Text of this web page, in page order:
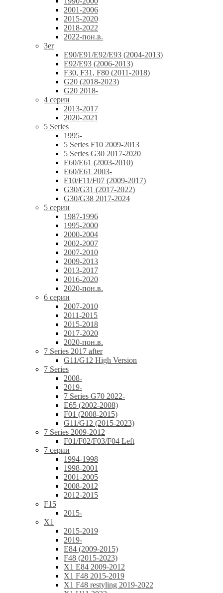
2001-2006
2015-2020
2018-2022
2022-пон.в.
3er
E90/E91/E92/E93 (2004-2013)
E92/E93 (2006-2013)
F30, F31, F80 (2011-2018)
G20 (2018-2023)
G20 2018-
4 серии
2013-2017
2020-2021
5 Series
1995-
5 Series F10 2009-2013
5 Series G30 2017-2020
E60/E61 (2003-2010)
E60/E61 2003-
F10/F11/F07 (2009-2017)
G30/G31 (2017-2022)
G30/G38 2017-2024
5 серии
1987-1996
1995-2000
2000-2004
2002-2007
2007-2010
2009-2013
2013-2017
2016-2020
2020-пон.в.
6 серии
2007-2010
2011-2015
2015-2018
2017-2020
2020-пон.в.
7 Series 2017 after
G11/G12 High Version
7 Series
2008-
2019-
7 Series G70 2022-
E65 (2002-2008)
F01 (2008-2015)
G11/G12 (2015-2023)
7 Series 2009-2012
F01/F02/F03/F04 Left
7 серии
1994-1998
1998-2001
2001-2005
2008-2012
2012-2015
F15
2015-
X1
2015-2019
2019-
E84 (2009-2015)
F48 (2015-2023)
X1 E84 2009-2012
X1 F48 2015-2019
X1 F48 restyling 2019-2022